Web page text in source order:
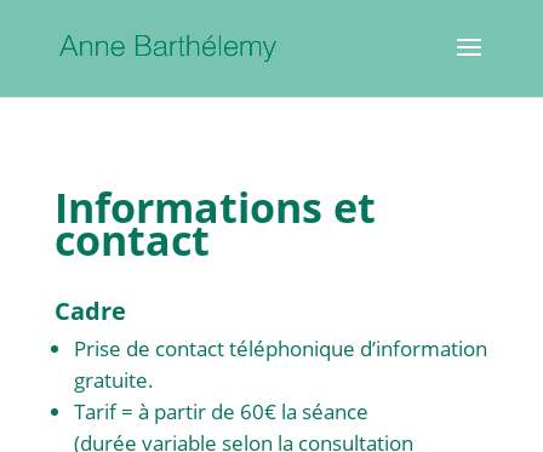
Informations et
contact
Cadre
Prise de contact téléphonique d’information
gratuite.
Tarif = à partir de 60€ la séance
(durée variable selon la consultation